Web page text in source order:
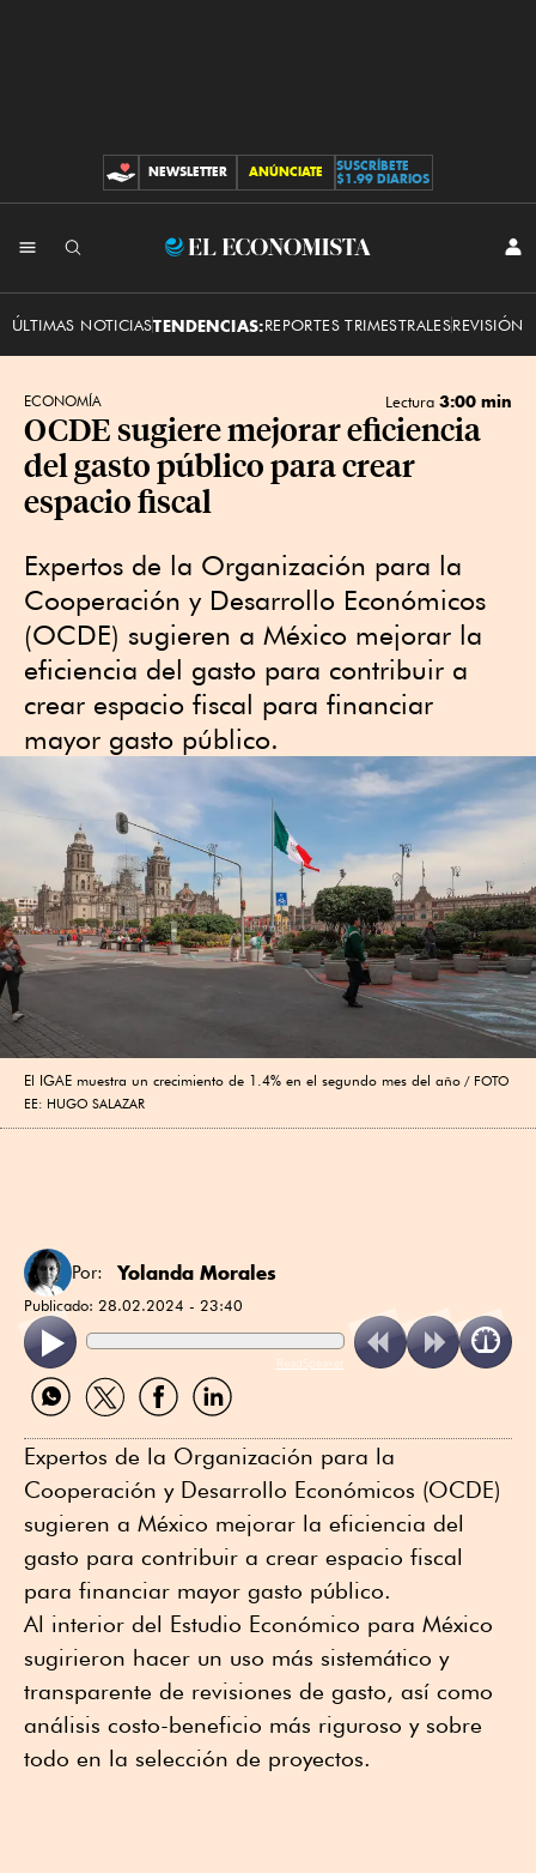
CONTRIBUCIONES
NEWSLETTER ANÚNCIATE
SUSCRÍBETE
$1.99 DIARIOS
El
ÚLTIMAS NOTICIASTENDENCIAS:REPORTES TRIMESTRALESREVISIÓN
ECONOMÍA Lectura 3:00 min
OCDE sugiere mejorar eficiencia
del gasto público para crear
espacio fiscal
Expertos de la Organización para la
Cooperación y Desarrollo Económicos
(OCDE) sugieren a México mejorar la
eficiencia del gasto para contribuir a
crear espacio fiscal para financiar
mayor gasto público.
El IGAE muestra un crecimiento de 1.4% en el segundo mes del año
FOTO
EE: HUGO SALAZAR
Por: Yolanda Morales
Publicado: 28.02.2024 - 23:40
ReadSpeaker
Compartir
por
Compartir
por
Compartir
por
Compartir
por
Expertos de la Organización para la
Cooperación y Desarrollo Económicos (OCDE)
sugieren a México mejorar la eficiencia del
gasto para contribuir a crear espacio fiscal
para financiar mayor gasto público.
Al interior del Estudio Económico para México
sugirieron hacer un uso más sistemático y
transparente de revisiones de gasto, así como
análisis costo-beneficio más riguroso y sobre
todo en la selección de proyectos.